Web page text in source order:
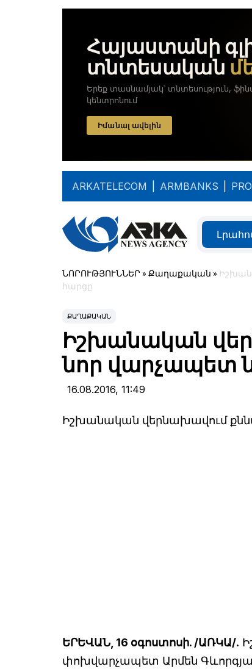
ARKATELECOM ARMBANKS
ՆՈՐՈՒԹՅՈՒՆՆԵՐ » Քաղաքական »
հարցը
ՔԱՂԱՔԱԿԱՆ
Իշխանական
նոր վարչապետ
16.08.2016, 11:49
Իշխանական վերնախավում
ԵՐԵՎԱՆ, 16 օգոստոսի. /ԱՌԿԱ/.
փոխվարչապետ Արմեն